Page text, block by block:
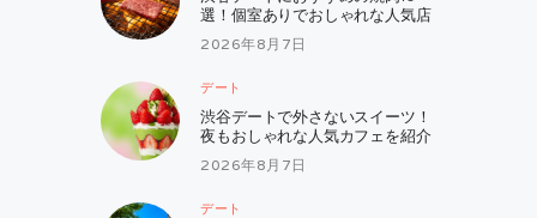
選！個室ありでおしゃれな人気店
2026年8月7日
デート
渋谷デートで外さないスイーツ！
夜もおしゃれな人気カフェを紹介
2026年8月7日
デート